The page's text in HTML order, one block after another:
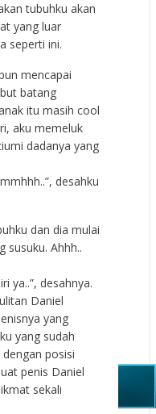
tubuhku akan
yang luar
seperti ini.
mencapai
batang
itu masih cool
aku memeluk
dadanya yang
desahku
dan dia mulai
susuku. Ahhh..
ya..”, desahnya.
Daniel
yang
yang sudah
posisi
penis Daniel
sekali